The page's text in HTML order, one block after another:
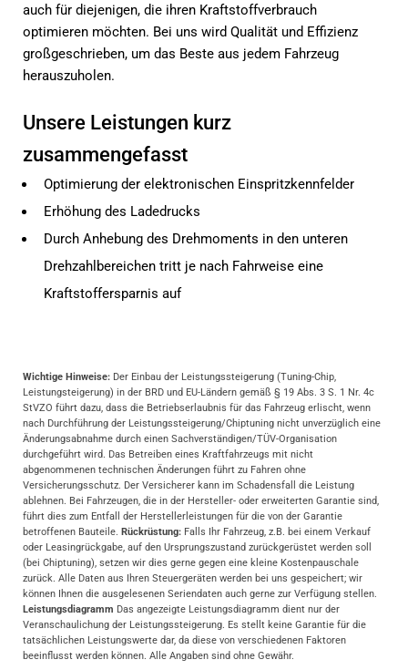
auch für diejenigen, die ihren Kraftstoffverbrauch
optimieren möchten. Bei uns wird Qualität und Effizienz
großgeschrieben, um das Beste aus jedem Fahrzeug
herauszuholen.
Unsere Leistungen kurz
zusammengefasst
Optimierung der elektronischen Einspritzkennfelder
Erhöhung des Ladedrucks
Durch Anhebung des Drehmoments in den unteren
Drehzahlbereichen tritt je nach Fahrweise eine
Kraftstoffersparnis auf
Wichtige Hinweise: Der Einbau der Leistungssteigerung (Tuning-Chip,
Leistungsteigerung) in der BRD und EU-Ländern gemäß § 19 Abs. 3 S. 1 Nr. 4c
StVZO führt dazu, dass die Betriebserlaubnis für das Fahrzeug erlischt, wenn
nach Durchführung der Leistungssteigerung/Chiptuning nicht unverzüglich eine
Änderungsabnahme durch einen Sachverständigen/TÜV-Organisation
durchgeführt wird. Das Betreiben eines Kraftfahrzeugs mit nicht
abgenommenen technischen Änderungen führt zu Fahren ohne
Versicherungsschutz. Der Versicherer kann im Schadensfall die Leistung
ablehnen. Bei Fahrzeugen, die in der Hersteller- oder erweiterten Garantie sind,
führt dies zum Entfall der Herstellerleistungen für die von der Garantie
betroffenen Bauteile. Rückrüstung: Falls Ihr Fahrzeug, z.B. bei einem Verkauf
oder Leasingrückgabe, auf den Ursprungszustand zurückgerüstet werden soll
(bei Chiptuning), setzen wir dies gerne gegen eine kleine Kostenpauschale
zurück. Alle Daten aus Ihren Steuergeräten werden bei uns gespeichert; wir
können Ihnen die ausgelesenen Seriendaten auch gerne zur Verfügung stellen.
Leistungsdiagramm Das angezeigte Leistungsdiagramm dient nur der
Veranschaulichung der Leistungssteigerung. Es stellt keine Garantie für die
tatsächlichen Leistungswerte dar, da diese von verschiedenen Faktoren
beeinflusst werden können. Alle Angaben sind ohne Gewähr.